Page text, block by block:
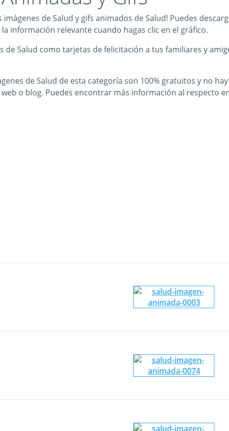
de Salud y gifs animados de Salud! Puedes
información relevante cuando hagas clic en el gráfico.
de Salud como tarjetas de felicitación a tus familiares y
de Salud de esta categoría son 100% gratuitos y no
o blog. Puedes encontrar más información al respecto